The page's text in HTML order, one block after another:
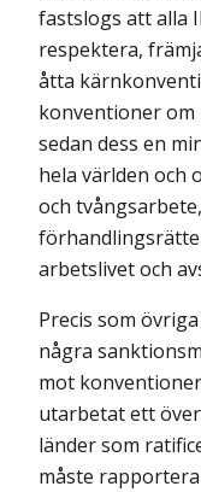
fastslogs att alla
respektera,
åtta
konventioner
sedan dess en
hela världen och
och
arbetslivet och
Precis som
några
mot
utarbetat ett
länder som
måste